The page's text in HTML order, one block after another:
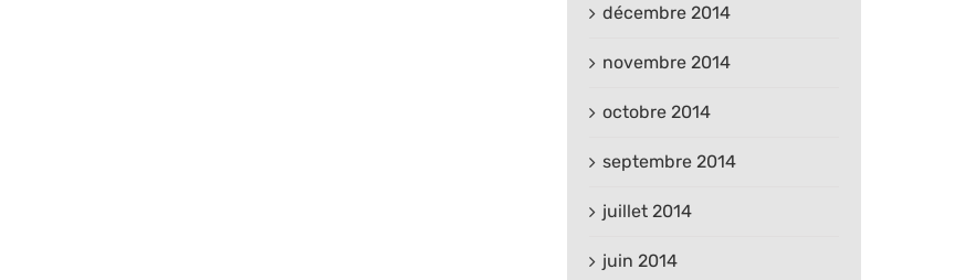
décembre 2014
novembre 2014
octobre 2014
septembre 2014
juillet 2014
juin 2014